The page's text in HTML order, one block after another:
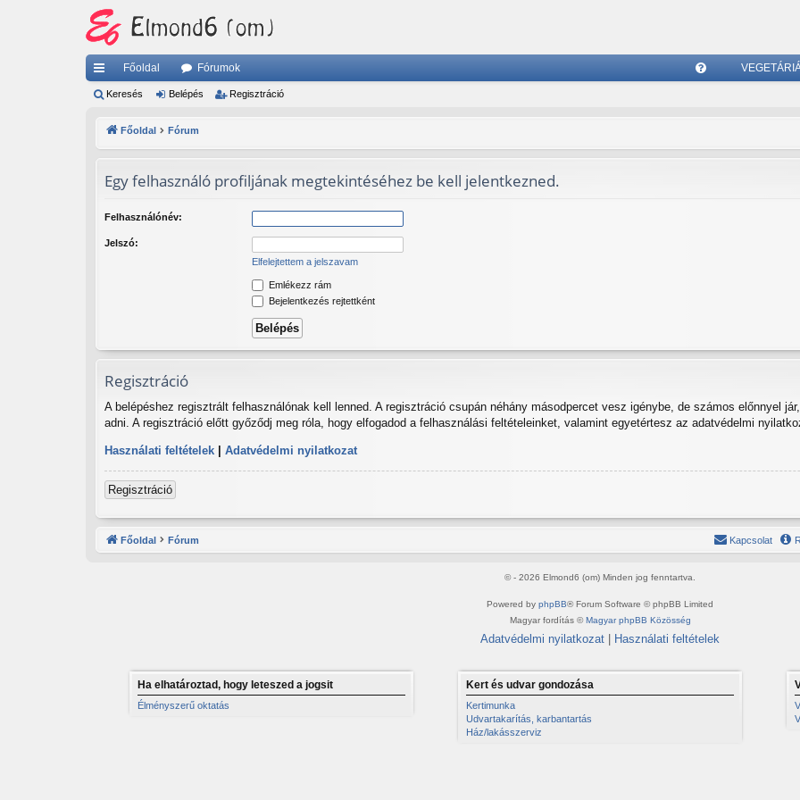
yo
lin
Főoldal Fórumok
K
Keresés Belépés Regisztráció
Főoldal Fórum
Egy felhasználó profiljának megtekintéséhez be kell jelentkezned.
Felhasználónév:
Jelszó:
Elfelejtettem a jelszavam
Emlékezz rám
Bejelentkezés rejtettként
Regisztráció
A belépéshez regisztrált felhasználónak kell lenned. A regisztráció csupán néhány másodpercet vesz igénybe, de számos előnnyel
adni. A regisztráció előtt győződj meg róla, hogy elfogadod a felhasználási feltételeinket, valamint egyetértesz az adatvédelmi
Használati feltételek | Adatvédelmi nyilatkozat
Regisztráció
Főoldal Fórum Kapcsolat
© - 2026 Elmond6 (om) Minden jog fenntartva.
Powered by phpBB® Forum Software © phpBB Limited
Magyar fordítás ©Magyar phpBB Közösség
Adatvédelmi nyilatkozat | Használati feltételek
Ha elhatároztad, hogy leteszed a jogsit
Élményszerű oktatás
Kert és udvar gondozása
Kertimunka
Udvartakarítás, karbantartás
Ház/lakásszerviz